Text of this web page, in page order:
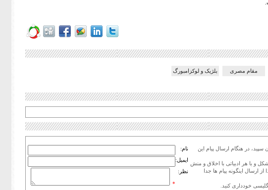
مقام مصری بلژیک و لوکزامبورگ
در هنگام ارسال پیام این
و با هر ادبیاتی با اخلاق و منش
ارسال اینگونه پیام ها جدا
نام:
ایمیل:
نظر:
*